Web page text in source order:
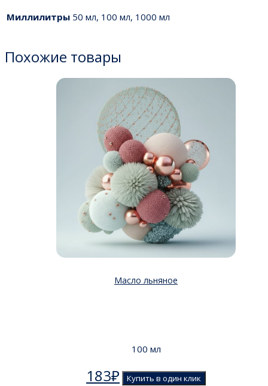
Миллилитры 50 мл, 100 мл, 1000 мл
Похожие товары
Масло льняное
100 мл
183₽ Купить в один клик